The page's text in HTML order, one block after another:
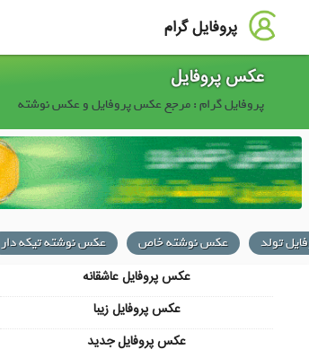
پروفایل گرام
عکس پروفایل
پروفایل گرام : مرجع عکس پروفایل و عکس نوشته
تولد عکس نوشته خاص عکس نوشته تیکه دار
عکس پروفایل عاشقانه
عکس پروفایل زیبا
عکس پروفایل جدید